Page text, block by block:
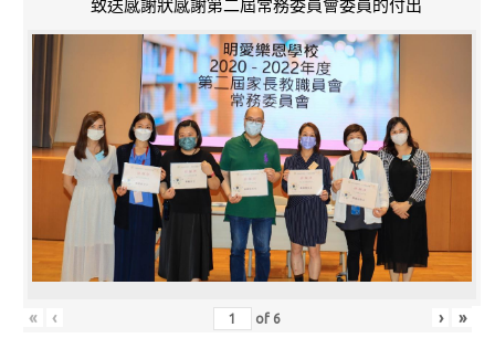
致送感謝狀感謝第二屆常務委員會委員的付出
« ‹ of 6 › »